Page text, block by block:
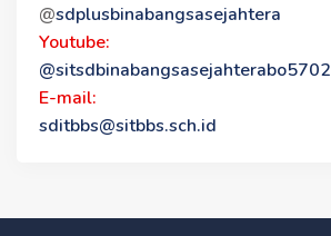
@sdplusbinabangsasejahtera
Youtube:
@sitsdbinabangsasejahterabo5702
E-mail:
sditbbs@sitbbs.sch.id